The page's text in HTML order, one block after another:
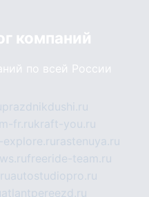
компаний
по всей России
prazdnikdushi.ru
fr.rukraft-you.ru
explore.ru rastenuya.ru
freeride-team.ru
autostudiopro.ru
atlantpereezd.ru